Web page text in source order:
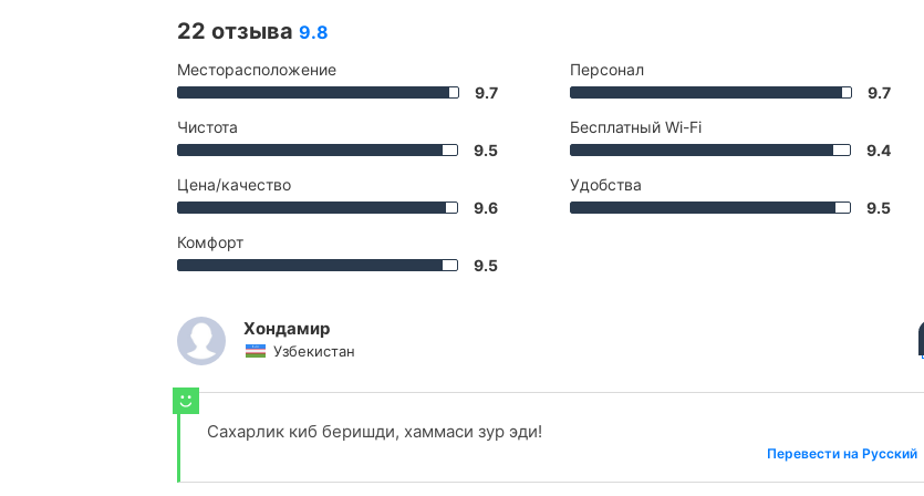
22 отзыва 9.8
Месторасположение
9.7
Чистота
9.5
Цена/качество
9.6
Комфорт
9.5
Персонал
9.7
Бесплатный Wi-Fi
9.4
Удобства
9.5
Хондамир
Узбекистан
Сахарлик киб беришди, хаммаси зур эди!
Перевести на Русский